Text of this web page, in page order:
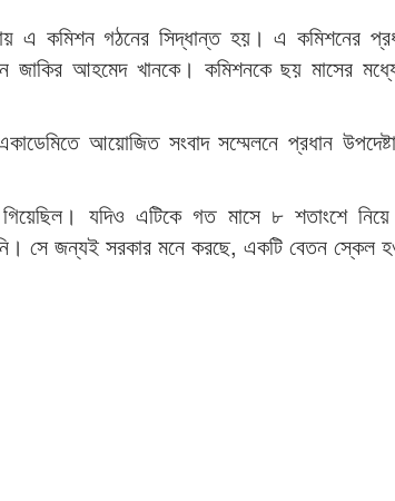
এ কমিশন গঠনের সিদ্ধান্ত হয়। এ কমিশনের
জাকির আহমেদ খানকে। কমিশনকে ছয় মাসের
আয়োজিত সংবাদ সম্মেলনে প্রধান
যদিও এটিকে গত মাসে ৮ শতাংশে
সে জন্যই সরকার মনে করছে, একটি বেতন স্কেল